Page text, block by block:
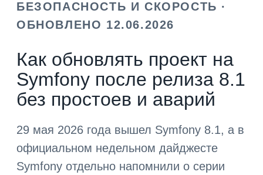
БЕЗОПАСНОСТЬ И СКОРОСТЬ ·
ОБНОВЛЕНО 12.06.2026
Как обновлять проект на
Symfony после релиза 8.1
без простоев и аварий
29 мая 2026 года вышел Symfony 8.1, а в
официальном недельном дайджесте
Symfony отдельно напомнили о серии